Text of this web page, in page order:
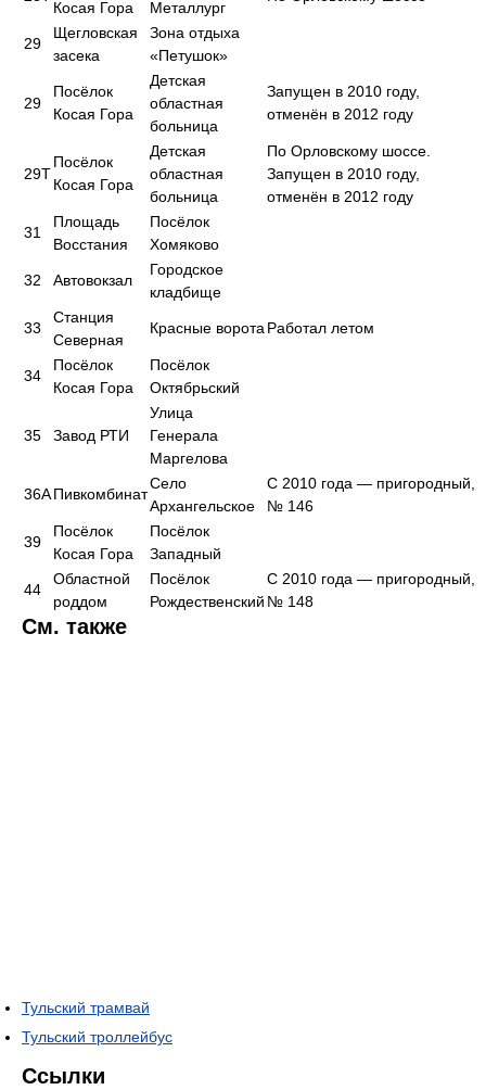
Косая Гора Металлург
29
Щегловская
засека
Зона отдыха
«Петушок»
29
Посёлок
Косая Гора
Детская
областная
больница
Запущен в 2010 году,
отменён в 2012 году
29Т
Посёлок
Косая Гора
Детская
областная
больница
По Орловскому шоссе.
Запущен в 2010 году,
отменён в 2012 году
31
Площадь
Восстания
Посёлок
Хомяково
32 Автовокзал
Городское
кладбище
33
Станция
Северная
Красные ворота Работал летом
34
Посёлок
Косая Гора
Посёлок
Октябрьский
35 Завод РТИ
Улица
Генерала
Маргелова
36АПивкомбинат
Село
Архангельское
С 2010 года — пригородный,
№ 146
39
Посёлок
Косая Гора
Посёлок
Западный
44
Областной
роддом
Посёлок
Рождественский
С 2010 года — пригородный,
№ 148
См. также
Тульский трамвай
Тульский троллейбус
Ссылки